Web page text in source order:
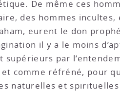
De même ces
des hommes
eurent le don
il y a le moins
supérieurs par
comme réfréné, pour
naturelles et